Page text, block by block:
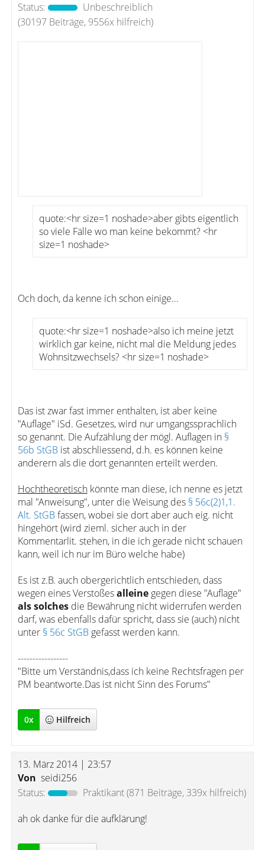
Status:
Unbeschreiblich
(30197 Beiträge, 9556x hilfreich)
quote:<hr size=1 noshade>aber gibts eigentlich
so viele Fälle wo man keine bekommt? <hr
size=1 noshade>
Och doch, da kenne ich schon einige...
quote:<hr size=1 noshade>also ich meine jetzt
wirklich gar keine, nicht mal die Meldung jedes
Wohnsitzwechsels? <hr size=1 noshade>
Das ist zwar fast immer enthalten, ist aber keine
"Auflage" iSd. Gesetzes, wird nur umgangssprachlich
so genannt. Die Aufzählung der mögl. Auflagen in §
56b StGBist abschliessend, d.h. es können keine
anderern als die dort genannten erteilt werden.
Hochtheoretischkönnte man diese, ich nenne es jetzt
mal "Anweisung", unter die Weisung des § 56c(2)1,1.
Alt. StGBfassen, wobei sie dort aber auch eig. nicht
hingehört (wird zieml. sicher auch in der
Kommentarlit. stehen, in die ich gerade nicht schauen
kann, weil ich nur im Büro welche habe)
Es ist z.B. auch obergerichtlich entschieden, dass
wegen eines Verstoßesalleine gegen diese "Auflage"
als solches die Bewährung nicht widerrufen werden
darf, was ebenfalls dafür spricht, dass sie (auch) nicht
unter § 56c StGBgefasst werden kann.
-----------------
"Bitte um Verständnis,dass ich keine Rechtsfragen per
PM beantworte.Das ist nicht Sinn des Forums"
0x Hilfreich
13. März 2014 | 23:57
Von seidi256
Status:
Praktikant(871 Beiträge, 339x hilfreich)
ah ok danke für die aufklärung!